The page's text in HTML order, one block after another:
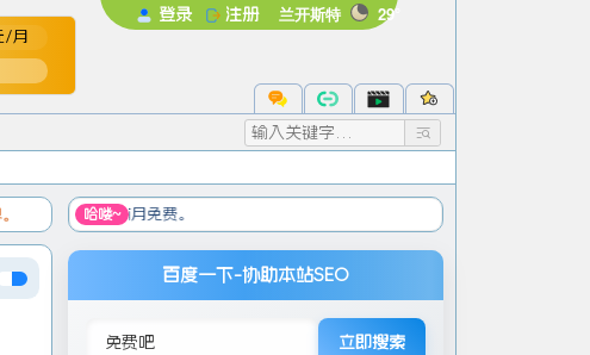
/月
登录
登录后即可体验更多功能
忘记密码
注册 兰开斯特 29°
哈喽~
百度一下-协助本站SEO
立即搜索